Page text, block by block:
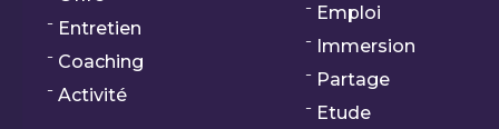
Entretien
Coaching
Activité
Emploi
Immersion
Partage
Etude